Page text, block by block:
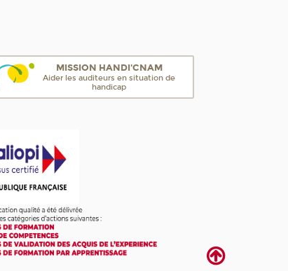
MISSION HANDI'CNAM
Aider les auditeurs en situation de
handicap